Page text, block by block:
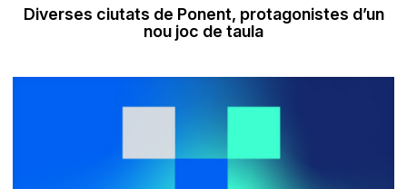
Diverses ciutats de Ponent, protagonistes d’un
nou joc de taula